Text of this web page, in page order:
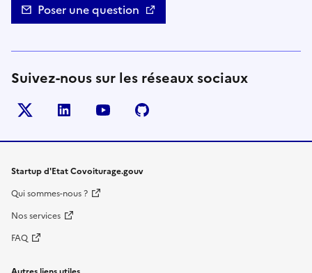
Poser une question
Suivez-nous sur les réseaux sociaux
Twitter
- nouvelle fenêtre
LinkedIn
- nouvelle fenêtre
YouTube
- nouvelle fenêtre
- nouvelle fenêtre
Startup d'Etat Covoiturage.gouv
Qui sommes-nous ?
Nos services
FAQ